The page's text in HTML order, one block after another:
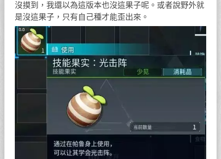
沒摸到，我還以為這版本也沒這果子呢。或者說野外就
是沒這果子，只有自己種才能歪出來。